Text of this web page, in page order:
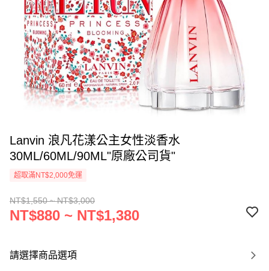
Lanvin 浪凡花漾公主女性淡香水
30ML/60ML/90ML"原廠公司貨"
超取滿NT$2,000免運
NT$1,550 ~ NT$3,000
NT$880 ~ NT$1,380
請選擇商品選項